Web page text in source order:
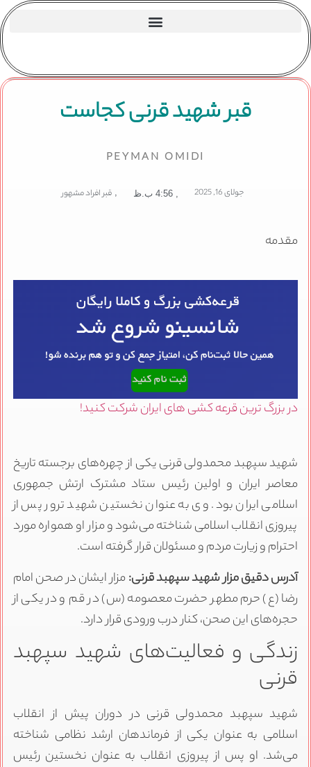
قبر شهید قرنی کجاست
PEYMAN OMIDI
جولای 16, 2025 4:56 ب.ظ , قبر افراد مشهور
مقدمه
در بزرگ ترین قرعه کشی های ایران شرکت کنید!
شهید سپهبد محمدولی قرنی یکی از چهره‌های برجسته تاریخ
معاصر ایران و اولین رئیس ستاد مشترک ارتش جمهوری
اسلامی ایران بود. وی به عنوان نخستین شهید ترور پس از
پیروزی انقلاب اسلامی شناخته می‌شود و مزار او همواره مورد
احترام و زیارت مردم و مسئولان قرار گرفته است.
آدرس دقیق مزار شهید سپهبد قرنی:مزار ایشان در صحن امام
رضا (ع) حرم مطهر حضرت معصومه (س) در قم و در یکی از
حجره‌های این صحن، کنار درب ورودی قرار دارد.
زندگی و فعالیت‌های شهید سپهبد
قرنی
شهید سپهبد محمدولی قرنی در دوران پیش از انقلاب
اسلامی به عنوان یکی از فرماندهان ارشد نظامی شناخته
می‌شد. او پس از پیروزی انقلاب به عنوان نخستین رئیس